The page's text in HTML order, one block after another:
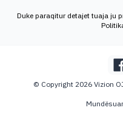
Duke paraqitur detajet tuaja ju
© Copyright 2026 Vizion